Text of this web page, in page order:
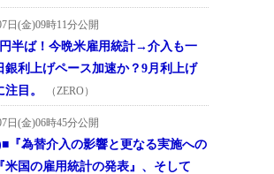
日(金)09時11分公開
円半ば！今晩米雇用統計→介入も一
銀利上げペース加速か？9月利上げ
目。
（ZERO）
日(金)06時45分公開
『為替介入の影響と更なる実施への
米国の雇用統計の発表』、そして